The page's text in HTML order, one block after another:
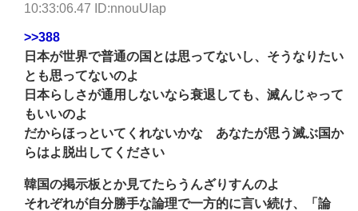
10:33:06.47 ID:nnouUIap
>>388
日本が世界で普通の国とは思ってないし、そうなりたい
とも思ってないのよ
日本らしさが通用しないなら衰退しても、滅んじゃって
もいいのよ
だからほっといてくれないかな あなたが思う滅ぶ国か
らはよ脱出してください
韓国の掲示板とか見てたらうんざりすんのよ
それぞれが自分勝手な論理で一方的に言い続け、「論